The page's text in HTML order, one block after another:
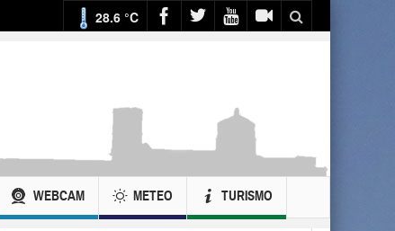
28.6 °C
WEBCAM METEO TURISMO